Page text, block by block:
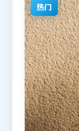
热门